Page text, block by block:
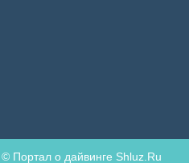
Портал о дайвинге Shluz.Ru